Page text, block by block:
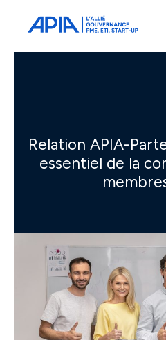
Professionnels
Indépendants
Relation APIA-
essentiel de la